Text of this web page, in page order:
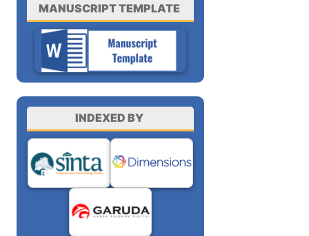
MANUSCRIPT TEMPLATE
INDEXED BY